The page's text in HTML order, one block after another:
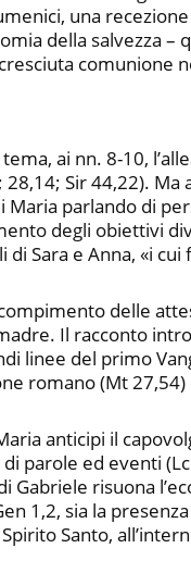
una
della salvezza –
comunione
ai nn. 8-10,
Sir 44,22). Ma
parlando di
degli obiettivi
Sara e Anna, «i
delle
Il racconto
linee del primo
romano (Mt
anticipi il
parole ed eventi
risuona
1,2, sia la
Santo,